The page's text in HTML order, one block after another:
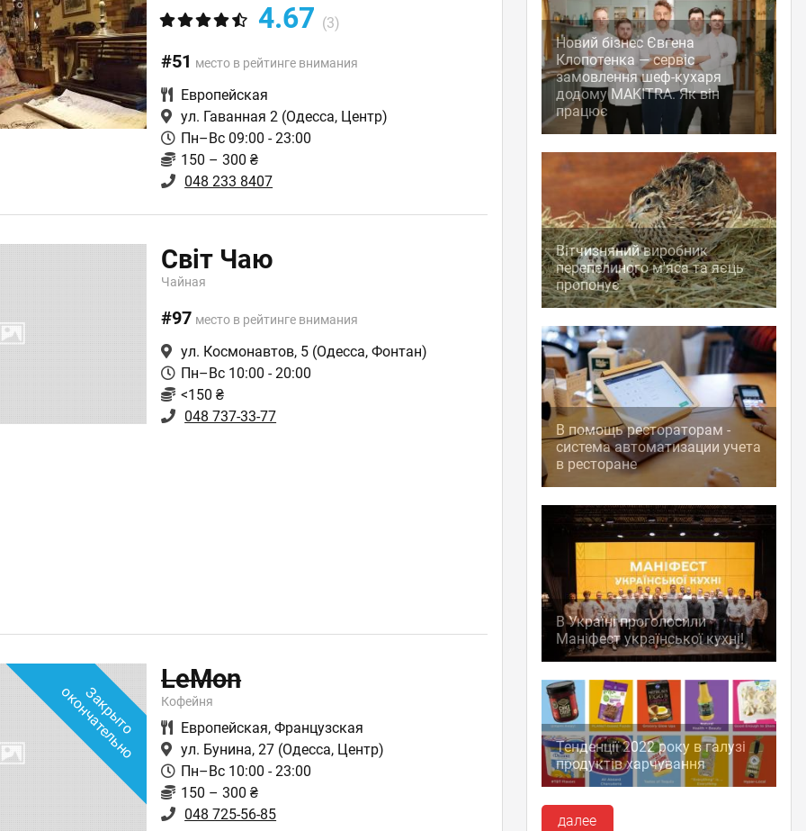
4.67 (3)
#51 место в рейтинге внимания
Европейская
ул. Гаванная 2 (Одесса, Центр)
Пн–Вс 09:00 - 23:00
150 – 300 ₴
048 233 8407
Свiт Чаю
Чайная
#97 место в рейтинге внимания
ул. Космонавтов, 5 (Одесса, Фонтан)
Пн–Вс 10:00 - 20:00
<150 ₴
048 737-33-77
З
а
к
р
ы
т
о
о
к
о
н
ч
а
т
е
л
ь
н
о
LeMon
Кофейня
Европейская,Французская
ул. Бунина, 27 (Одесса, Центр)
Пн–Вс 10:00 - 23:00
150 – 300 ₴
048 725-56-85
Новий бізнес Євгена
Клопотенка — сервіс
замовлення шеф-кухаря
додому MAKITRA. Як він
працює
Вітчизняний виробник
перепелиного м'яса та яєць
пропонує
В помощь рестораторам -
система автоматизации учета
в ресторане
В Україні проголосили
Маніфест української кухні!
Тенденції 2022 року в галузі
продуктів харчування
далее